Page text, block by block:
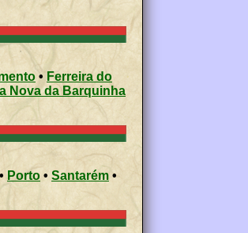
• Ferreira do
Nova da Barquinha
• Porto • Santarém •